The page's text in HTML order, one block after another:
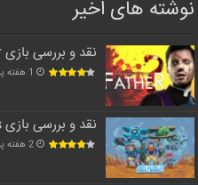
نوشته های اخیر
نقد و بررسی بازی What have you done, Father?
1 هفته پیش
نقد و بررسی بازی Air Hares
2 هفته پیش